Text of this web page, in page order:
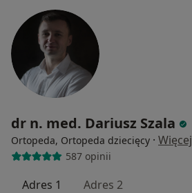
dr n. med. Dariusz Szala
Ortopeda, Ortopeda dziecięcy · Więcej
587 opinii
Adres 1 Adres 2